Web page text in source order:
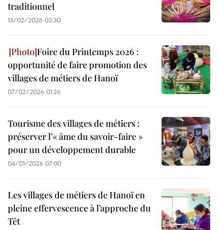
traditionnel
13/02/2026 02:30
Foire du Printemps 2026 :
opportunité de faire promotion des
villages de métiers de Hanoï
07/02/2026 01:26
Tourisme des villages de métiers :
préserver l’« âme du savoir-faire »
pour un développement durable
04/01/2026 07:00
Les villages de métiers de Hanoï en
pleine effervescence à l’approche du
Têt ​